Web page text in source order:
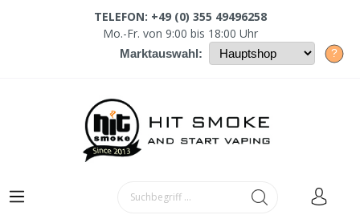
TELEFON: +49 (0) 355 49496258
Mo.-Fr. von 9:00 bis 18:00 Uhr
Marktauswahl: ?